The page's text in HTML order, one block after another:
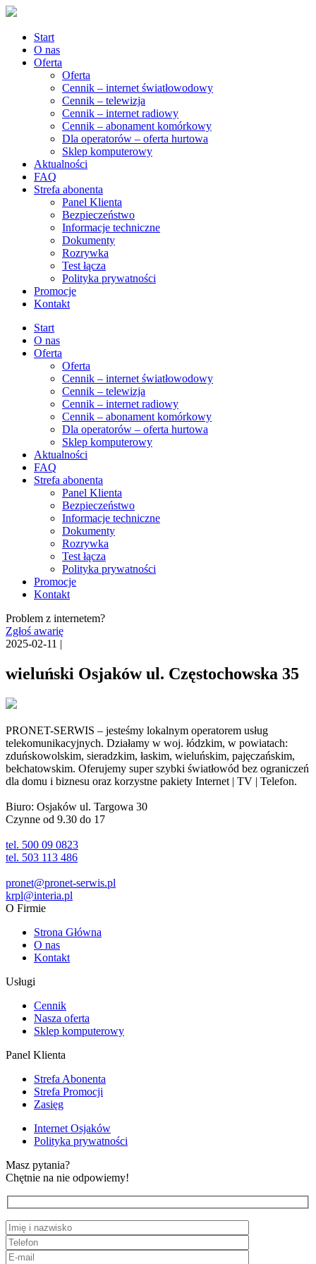
Start
O nas
Oferta
Oferta
Cennik – internet światłowodowy
Cennik – telewizja
Cennik – internet radiowy
Cennik – abonament komórkowy
Dla operatorów – oferta hurtowa
Sklep komputerowy
Aktualności
FAQ
Strefa abonenta
Panel Klienta
Bezpieczeństwo
Informacje techniczne
Dokumenty
Rozrywka
Test łącza
Polityka prywatności
Promocje
Kontakt
Start
O nas
Oferta
Oferta
Cennik – internet światłowodowy
Cennik – telewizja
Cennik – internet radiowy
Cennik – abonament komórkowy
Dla operatorów – oferta hurtowa
Sklep komputerowy
Aktualności
FAQ
Strefa abonenta
Panel Klienta
Bezpieczeństwo
Informacje techniczne
Dokumenty
Rozrywka
Test łącza
Polityka prywatności
Promocje
Kontakt
Problem z internetem?
Zgłoś awarię
2025-02-11 |
wieluński Osjaków ul. Częstochowska 35
PRONET-SERWIS – jesteśmy lokalnym operatorem usług
telekomunikacyjnych. Działamy w woj. łódzkim, w powiatach:
zduńskowolskim, sieradzkim, łaskim, wieluńskim, pajęczańskim,
bełchatowskim. Oferujemy super szybki światłowód bez ograniczeń
dla domu i biznesu oraz korzystne pakiety Internet | TV | Telefon.
Biuro: Osjaków ul. Targowa 30
Czynne od 9.30 do 17
tel. 500 09 0823
tel. 503 113 486
pronet@pronet-serwis.pl
krpl@interia.pl
O Firmie
Strona Główna
O nas
Kontakt
Usługi
Cennik
Nasza oferta
Sklep komputerowy
Panel Klienta
Strefa Abonenta
Strefa Promocji
Zasięg
Internet Osjaków
Polityka prywatności
Masz pytania?
Chętnie na nie odpowiemy!